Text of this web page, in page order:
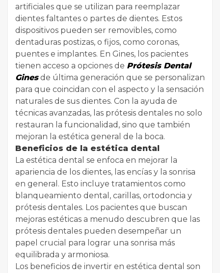
artificiales que se utilizan para reemplazar
dientes faltantes o partes de dientes. Estos
dispositivos pueden ser removibles, como
dentaduras postizas, o fijos, como coronas,
puentes e implantes. En Gines, los pacientes
tienen acceso a opciones de Prótesis Dental
Ginesde última generación que se personalizan
para que coincidan con el aspecto y la sensación
naturales de sus dientes. Con la ayuda de
técnicas avanzadas, las prótesis dentales no solo
restauran la funcionalidad, sino que también
mejoran la estética general de la boca.
Beneficios de la estética dental
La estética dental se enfoca en mejorar la
apariencia de los dientes, las encías y la sonrisa
en general. Esto incluye tratamientos como
blanqueamiento dental, carillas, ortodoncia y
prótesis dentales. Los pacientes que buscan
mejoras estéticas a menudo descubren que las
prótesis dentales pueden desempeñar un
papel crucial para lograr una sonrisa más
equilibrada y armoniosa.
Los beneficios de invertir en estética dental son